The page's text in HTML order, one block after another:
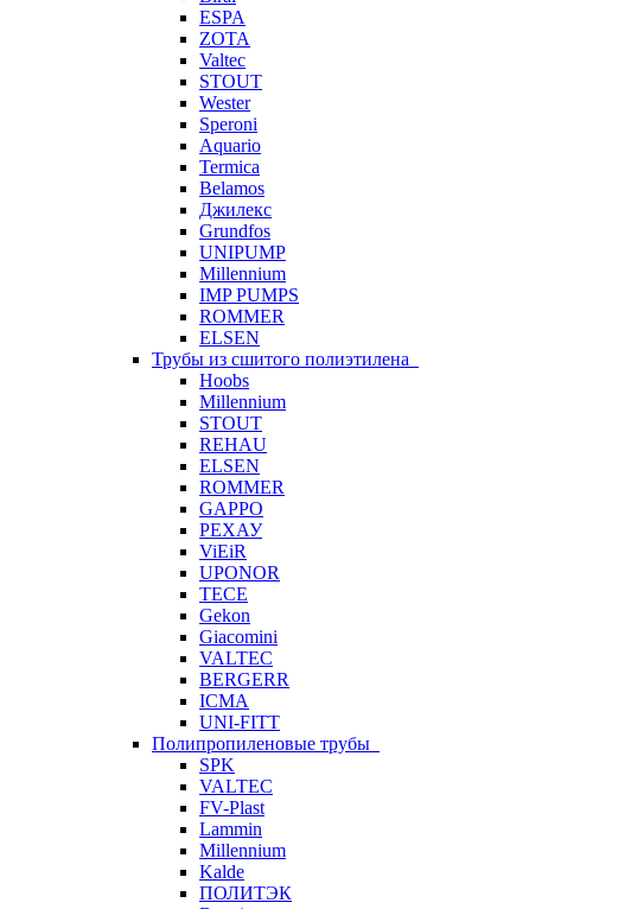
ESPA
ZOTA
Valtec
STOUT
Wester
Speroni
Aquario
Termica
Belamos
Джилекс
Grundfos
UNIPUMP
Millennium
IMP PUMPS
ROMMER
ELSEN
Трубы из сшитого полиэтилена
Hoobs
Millennium
STOUT
REHAU
ELSEN
ROMMER
GAPPO
РЕХАУ
ViEiR
UPONOR
TECE
Gekon
Giacomini
VALTEC
BERGERR
ICMA
UNI-FITT
Полипропиленовые трубы
SPK
VALTEC
FV-Plast
Lammin
Millennium
Kalde
ПОЛИТЭК